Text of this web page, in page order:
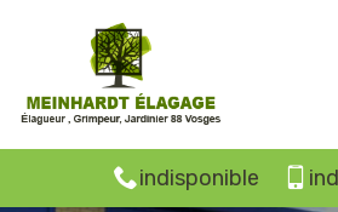
indisponible